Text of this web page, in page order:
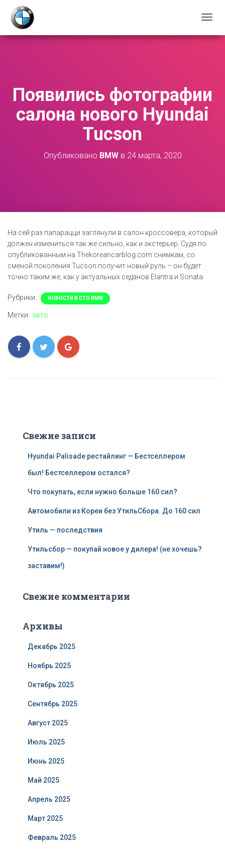
Е
Ч
И
Т
Ь
Появились фотографии
салона нового Hyundai
Tucson
Опубликовано BMWв 24 марта, 2020
На сей раз папарацци заглянули в салон кроссовера, который
должен измениться так же сильно, как и экстерьер. Судя по
опубликованным на Thekoreancarblog.com снимкам, со
сменой поколения Tucson получит новый руль – он будет
точно таким же, как у актуальных седанов Elantra и Sonata.
Рубрики: НОВОСТИ В СТО BMW
Метки: авто
Свежие записи
Hyundai Palisade рестайлинг — Бестселлером
был! Бестселлером остался?
Что покупать, если нужно больше 160 сил?
Автомобили из Кореи без УтильСбора. До 160 сил
Утиль — последствия
Утильсбор — покупай новое у дилера! (не хочешь?
заставим!)
Свежие комментарии
Архивы
Декабрь 2025
Ноябрь 2025
Октябрь 2025
Сентябрь 2025
Август 2025
Июль 2025
Июнь 2025
Май 2025
Апрель 2025
Март 2025
Февраль 2025